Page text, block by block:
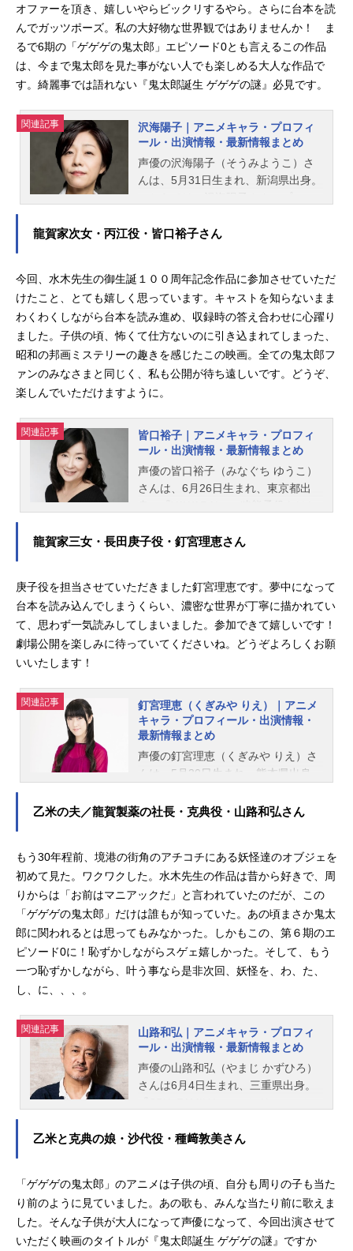
オファーを頂き、嬉しいやらビックリするやら。さらに台本を読
んでガッツポーズ。私の大好物な世界観ではありませんか！ ま
るで6期の「ゲゲゲの鬼太郎」エピソード0とも言えるこの作品
は、今まで鬼太郎を見た事がない人でも楽しめる大人な作品で
す。綺麗事では語れない『鬼太郎誕生 ゲゲゲの謎』必見です。
関連記事
沢海陽子｜アニメキャラ・プロフィ
ール・出演情報・最新情報まとめ
声優の沢海陽子（そうみようこ）さ
んは、5月31日生まれ、新潟県出身。
龍賀家次女・丙江役・皆口裕子さん
今回、水木先生の御生誕１００周年記念作品に参加させていただ
けたこと、とても嬉しく思っています。キャストを知らないまま
わくわくしながら台本を読み進め、収録時の答え合わせに心躍り
ました。子供の頃、怖くて仕方ないのに引き込まれてしまった、
昭和の邦画ミステリーの趣きを感じたこの映画。全ての鬼太郎フ
ァンのみなさまと同じく、私も公開が待ち遠しいです。どうぞ、
楽しんでいただけますように。
関連記事
皆口裕子｜アニメキャラ・プロフィ
ール・出演情報・最新情報まとめ
声優の皆口裕子（みなぐち ゆうこ）
さんは、6月26日生まれ、東京都出
ル、パン役など、人気作品のキャラ
をご紹介！
龍賀家三女・長田庚子役・釘宮理恵さん
庚子役を担当させていただきました釘宮理恵です。夢中になって
台本を読み込んでしまうくらい、濃密な世界が丁寧に描かれてい
て、思わず一気読みしてしまいました。参加できて嬉しいです！
劇場公開を楽しみに待っていてくださいね。どうぞよろしくお願
いいたします！
関連記事
釘宮理恵（くぎみや りえ）｜アニメ
キャラ・プロフィール・出演情報・
最新情報まとめ
声優の釘宮理恵（くぎみや りえ）さ
んは、5月30日生まれ、熊本県出身。
廻戦』西宮桃役など、人気作品のキ
記事をご紹介！
乙米の夫／龍賀製薬の社長・克典役・山路和弘さん
もう30年程前、境港の街角のアチコチにある妖怪達のオブジェを
初めて見た。ワクワクした。水木先生の作品は昔から好きで、周
りからは「お前はマニアックだ」と言われていたのだが、この
「ゲゲゲの鬼太郎」だけは誰もが知っていた。あの頃まさか鬼太
郎に関われるとは思ってもみなかった。しかもこの、第６期のエ
ピソード0に！恥ずかしながらスゲェ嬉しかった。そして、もう
一つ恥ずかしながら、叶う事なら是非次回、妖怪を、わ、た、
し、に、、、。
関連記事
山路和弘｜アニメキャラ・プロフィ
ール・出演情報・最新情報まとめ
声優の山路和弘（やまじ かずひろ）
さんは6月4日生まれ、三重県出身。
S サイコパス』の雑賀譲二役など、
んのオススメ記事をご紹介！
乙米と克典の娘・沙代役・種﨑敦美さん
「ゲゲゲの鬼太郎」のアニメは子供の頃、自分も周りの子も当た
り前のように見ていました。あの歌も、みんな当たり前に歌えま
した。そんな子供が大人になって声優になって、今回出演させて
いただく映画のタイトルが『鬼太郎誕生 ゲゲゲの謎』ですか